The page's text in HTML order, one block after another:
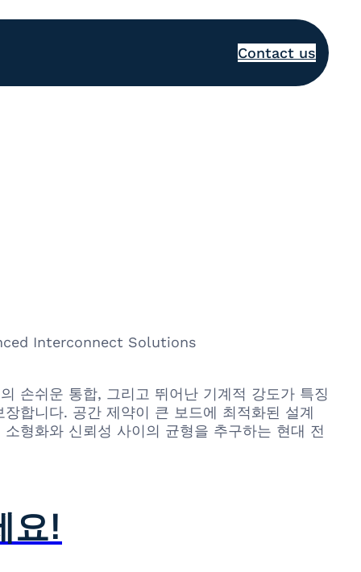
Contact us
Interconnect Solutions
손쉬운 통합, 그리고 뛰어난 기계적 강도가 특징
합니다. 공간 제약이 큰 보드에 최적화된 설계
형화와 신뢰성 사이의 균형을 추구하는 현대 전
요!